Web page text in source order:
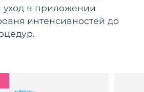
в приложении
интенсивностей до
Ожидаемая дата доставки
8/14/26